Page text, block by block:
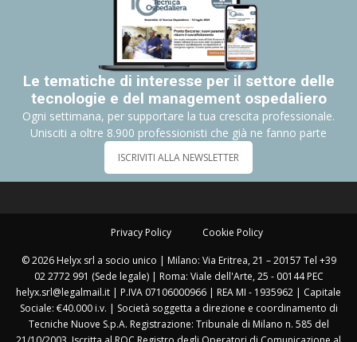
Le tematiche di interesse per il settore delle
tecnologie e del management ospedaliero
Ogni settimana, per supportare la tua crescita professionale.
Unisciti a oltre 8.900 professionisti che già ne fanno parte
ISCRIVITI ALLA NEWSLETTER
Privacy Policy Cookie Policy
© 2026 Helyx srl a socio unico | Milano: Via Eritrea, 21 – 20157 Tel +39
02 2772 991 (Sede legale) | Roma: Viale dell'Arte, 25 - 00144 PEC
helyx.srl@legalmail.it | P.IVA 07106000966 | REA MI - 1935962 | Capitale
Sociale: €40.000 i.v. | Società soggetta a direzione e coordinamento di
Tecniche Nuove S.p.A. Registrazione: Tribunale di Milano n. 585 del